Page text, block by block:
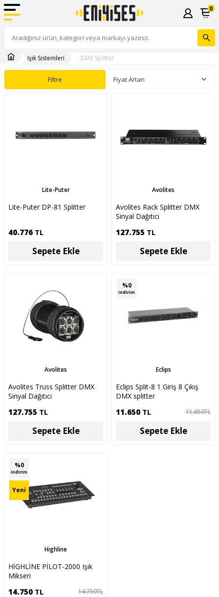
0
Işık Sistemleri DMX Splitter
Filtre
Lite-Puter
Lite-Puter DP-81 Splitter
40.776 TL
Sepete Ekle
Avolites
Avolites Rack Splitter DMX
Sinyal Dağıtıcı
127.755 TL
Sepete Ekle
Avolites
Avolites Truss Splitter DMX
Sinyal Dağıtıcı
127.755 TL
Sepete Ekle
%0
indirim
Eclips
Eclips Split-8 1 Giriş 8 Çıkış
DMX splitter
11.650 TL 11.650TL
Sepete Ekle
%0
indirim
Yeni
Highline
HİGHLİNE PİLOT-2000 Işık
Mikseri
14.750 TL 14.750TL